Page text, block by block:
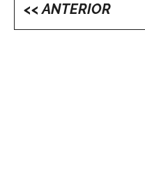
<< ANTERIOR